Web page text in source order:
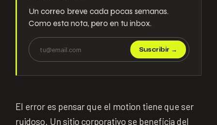
Un correo breve cada pocas semanas.
Como esta nota, pero en tu inbox.
Suscribir →
El error es pensar que el motion tiene que ser
ruidoso. Un sitio corporativo se beneficia del